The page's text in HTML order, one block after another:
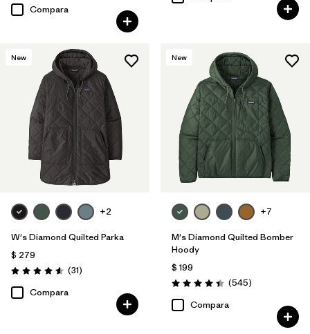
Compara
New
+2
W's Diamond Quilted Parka
$ 279
Valoración: 4.5 / 5
(31Comentarios
)
Compara
New
+7
M's Diamond Quilted Bomber
Hoody
$ 199
Valoración: 4.4 / 5
(545Comentarios
)
Compara